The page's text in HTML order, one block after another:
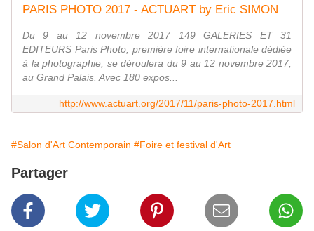
PARIS PHOTO 2017 - ACTUART by Eric SIMON
Du 9 au 12 novembre 2017 149 GALERIES ET 31
EDITEURS Paris Photo, première foire internationale dédiée
à la photographie, se déroulera du 9 au 12 novembre 2017,
au Grand Palais. Avec 180 expos...
http://www.actuart.org/2017/11/paris-photo-2017.html
#Salon d'Art Contemporain #Foire et festival d'Art
Partager